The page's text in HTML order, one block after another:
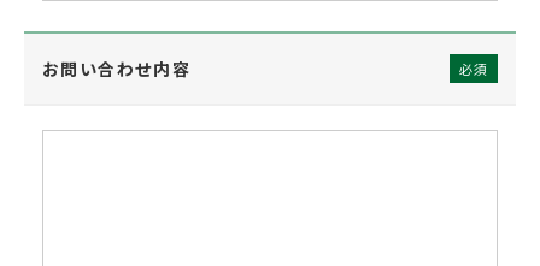
お問い合わせ内容 必須